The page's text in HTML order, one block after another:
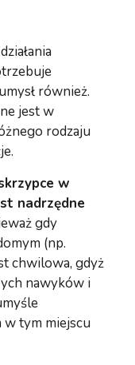
również.
jest w
rodzaju
w
nadrzędne
gdy
(np.
chwilowa, gdyż
nawyków i
w tym miejscu